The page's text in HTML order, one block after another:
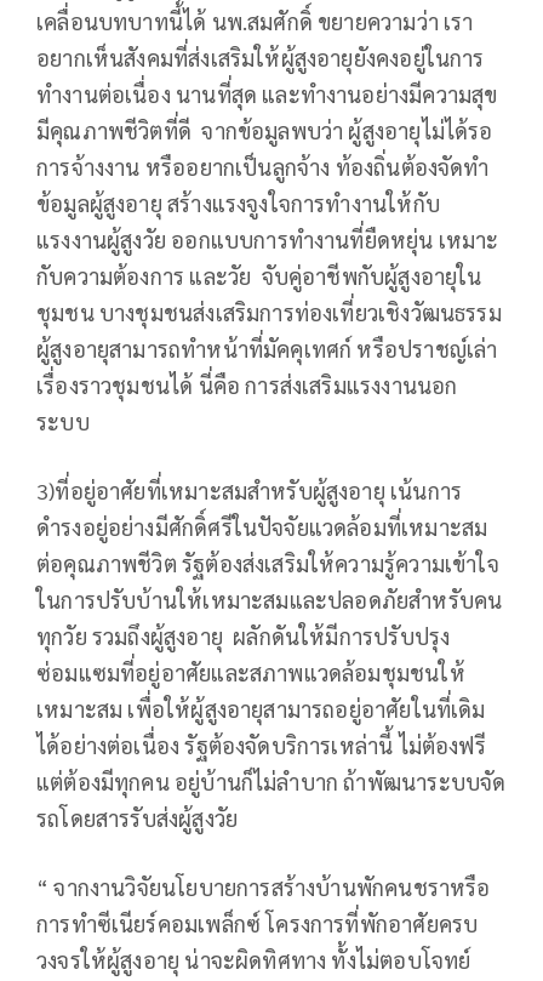
เคลื่อนบทบาทนี้ได้ นพ.สมศักดิ์ ขยายความว่า เรา
อยากเห็นสังคมที่ส่งเสริมให้ผู้สูงอายุยังคงอยู่ในการ
ทำงานต่อเนื่อง นานที่สุด และทำงานอย่างมีความสุข
มีคุณภาพชีวิตที่ดี จากข้อมูลพบว่า ผู้สูงอายุไม่ได้รอ
การจ้างงาน หรืออยากเป็นลูกจ้าง ท้องถิ่นต้องจัดทำ
ข้อมูลผู้สูงอายุ สร้างแรงจูงใจการทำงานให้กับ
แรงงานผู้สูงวัย ออกแบบการทำงานที่ยืดหยุ่น เหมาะ
กับความต้องการ และวัย จับคู่อาชีพกับผู้สูงอายุใน
ชุมชน บางชุมชนส่งเสริมการท่องเที่ยวเชิงวัฒนธรรม
ผู้สูงอายุสามารถทำหน้าที่มัคคุเทศก์ หรือปราชญ์เล่า
เรื่องราวชุมชนได้ นี่คือ การส่งเสริมแรงงานนอก
ระบบ
3)ที่อยู่อาศัยที่เหมาะสมสำหรับผู้สูงอายุ เน้นการ
ดำรงอยู่อย่างมีศักดิ์ศรีในปัจจัยแวดล้อมที่เหมาะสม
ต่อคุณภาพชีวิต รัฐต้องส่งเสริมให้ความรู้ความเข้าใจ
ในการปรับบ้านให้เหมาะสมและปลอดภัยสำหรับคน
ทุกวัย รวมถึงผู้สูงอายุ ผลักดันให้มีการปรับปรุง
ซ่อมแซมที่อยู่อาศัยและสภาพแวดล้อมชุมชนให้
เหมาะสม เพื่อให้ผู้สูงอายุสามารถอยู่อาศัยในที่เดิม
ได้อย่างต่อเนื่อง รัฐต้องจัดบริการเหล่านี้ ไม่ต้องฟรี
แต่ต้องมีทุกคน อยู่บ้านก็ไม่ลำบาก ถ้าพัฒนาระบบจัด
รถโดยสารรับส่งผู้สูงวัย
“ จากงานวิจัยนโยบายการสร้างบ้านพักคนชราหรือ
การทำซีเนียร์คอมเพล็กซ์ โครงการที่พักอาศัยครบ
วงจรให้ผู้สูงอายุ น่าจะผิดทิศทาง ทั้งไม่ตอบโจทย์